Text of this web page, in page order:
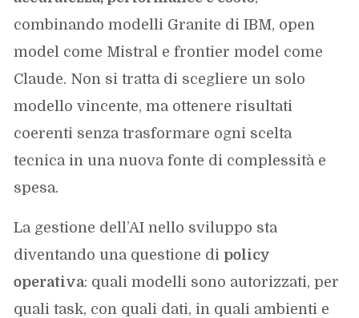
combinando modelli Granite di IBM, open
model come Mistral e frontier model come
Claude. Non si tratta di scegliere un solo
modello vincente, ma ottenere risultati
coerenti senza trasformare ogni scelta
tecnica in una nuova fonte di complessità e
spesa.
La gestione dell’AI nello sviluppo sta
diventando una questione di policy
operativa: quali modelli sono autorizzati, per
quali task, con quali dati, in quali ambienti e